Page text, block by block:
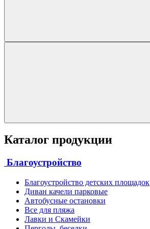
Каталог продукции
Благоустройство
Благоустройство детских площадок
Диван качели парковые
Автобусные остановки
Все для пляжа
Лавки и Скамейки